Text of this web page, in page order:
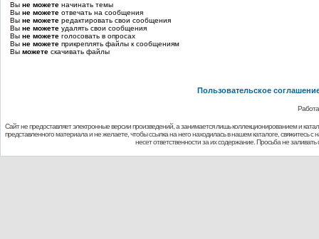
Вы не можете начинать темы
Вы не можете отвечать на сообщения
Вы не можете редактировать свои сообщения
Вы не можете удалять свои сообщения
Вы не можете голосовать в опросах
Вы не можете прикреплять файлы к сообщениям
Вы можете скачивать файлы
Пользовательское
Сайт не предоставляет электронные версии произведений, а занимается лишь коллекционированием и
представленного материала и не желаете, чтобы ссылка на него находилась в нашем каталоге,
несет ответственности за их содержание. Просьба не